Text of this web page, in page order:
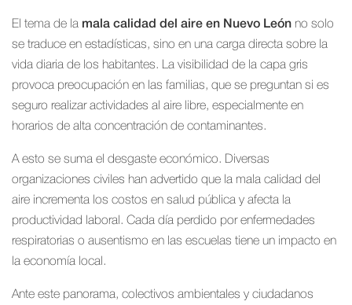
El tema de la mala calidad del aire en Nuevo León no solo
se traduce en estadísticas, sino en una carga directa sobre la
vida diaria de los habitantes. La visibilidad de la capa gris
provoca preocupación en las familias, que se preguntan si es
seguro realizar actividades al aire libre, especialmente en
horarios de alta concentración de contaminantes.
A esto se suma el desgaste económico. Diversas
organizaciones civiles han advertido que la mala calidad del
aire incrementa los costos en salud pública y afecta la
productividad laboral. Cada día perdido por enfermedades
respiratorias o ausentismo en las escuelas tiene un impacto en
la economía local.
Ante este panorama, colectivos ambientales y ciudadanos